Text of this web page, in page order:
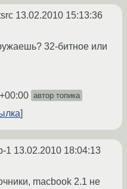
13.02.2010 15:13:36
32-битное или
автор топика
1 13.02.2010 18:04:13
macbook 2.1 не